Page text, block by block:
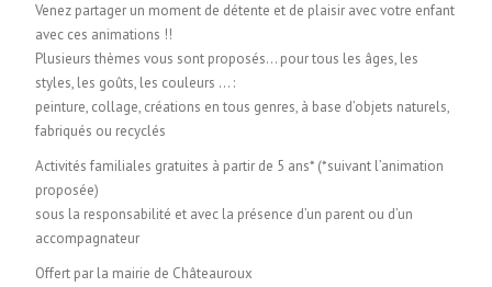
Venez partager un moment de détente et de plaisir avec votre enfant
avec ces animations !!
Plusieurs thèmes vous sont proposés… pour tous les âges, les
styles, les goûts, les couleurs … :
peinture, collage, créations en tous genres, à base d’objets naturels,
fabriqués ou recyclés
Activités familiales gratuites à partir de 5 ans* (*suivant l’animation
proposée)
sous la responsabilité et avec la présence d’un parent ou d’un
accompagnateur
Offert par la mairie de Châteauroux